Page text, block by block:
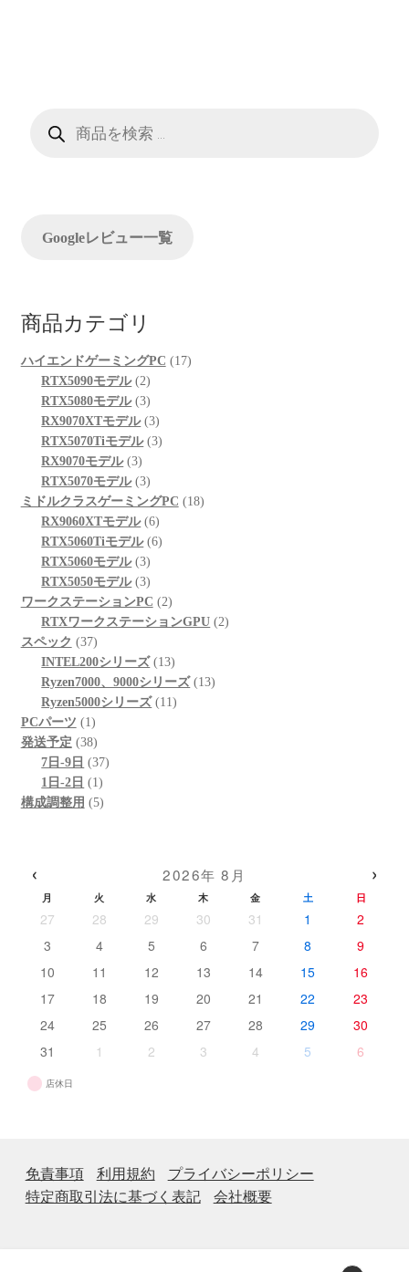
ー
ンGoogleレビュー一覧
商品カテゴリ
ハイエンドゲーミングPC 1717
RTX5090モデル 22
個
の
商
RTX5080モデル 33
個
の
品
RX9070XTモデル 33
個
品
RTX5070Tiモデル 33
商
品
RX9070モデル 33
個
の
商
品
RTX5070モデル 33
個
の
商
品
ミドルクラスゲーミングPC 1818
RX9060XTモデル 66
個
品
RTX5060Tiモデル 66
商
品
RTX5060モデル 33
個
の
商
RTX5050モデル 33
個
の
品
ワークステーションPC 22
個
商
品
RTXワークステーションGPU 22
スペック 3737
個
の
商
品
INTEL200シリーズ 1313
個
の
Ryzen7000、9000シリーズ 1313
Ryzen5000シリーズ 1111
PCパーツ 11
個
の
商
品
発送予定 3838
個
の
商
7日-9日 3737
1日-2日 11
個
構成調整用 55
‹ 2026年 8月 ›
月 火 水 木 金 土 日
27 28 29 30 31 1
2
3
4 5 6 7 8
9
10
11 12 13 14 15
16
17
18 19 20 21 22
23
24
25 26 27 28 29
30
31
1 2 3 4 5 6
店休日
免責事項 利用規約
プライバシーポリシー
特定商取引法に基づく表記
会社概要